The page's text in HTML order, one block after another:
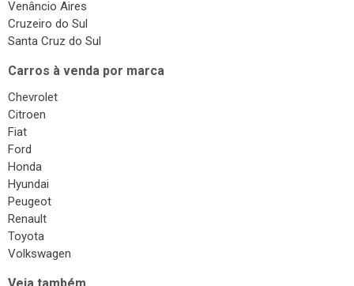
Venâncio Aires
Cruzeiro do Sul
Santa Cruz do Sul
Carros à venda por marca
Chevrolet
Citroen
Fiat
Ford
Honda
Hyundai
Peugeot
Renault
Toyota
Volkswagen